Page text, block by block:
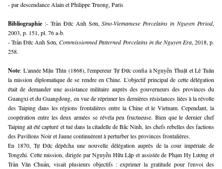
- par descendance Alain et Philippe Truong, Paris
Bibliographie :- Trần Đức Anh Sơn, Sino-Vietnamese Porcelains in Nguyen Period,
2003, p. 151, pl. 76 a-b.
- Trần Đức Anh Sơn, Commissionned Patterned Porcelains in the Nguyen Era, 2018, p.
258.
Note: L'année Mậu Thìn (1868), l'empereur Tự Đức confia à Nguyễn Thuật et Lê Tuân
la mission diplomatique de se rendre en Chine. L'objectif principal de cette délégation
était de demander une assistance militaire auprès des gouverneurs des provinces du
Guangxi et du Guangdong, en vue de réprimer les dernières résistances liées à la révolte
des Taiping dans les régions frontalières entre la Chine et le Vietnam. Cependant, la
coopération entre les deux armées se révéla peu fructueuse. Bien que le dernier chef
Taiping ait été capturé et tué dans la citadelle de Bắc Ninh, les chefs rebelles des factions
des Pavillons Noir et Jaune continuèrent à perturber les provinces frontalières.
En 1870, Tự Đức dépêcha une nouvelle délégation auprès de la cour impériale de
Tongzhi. Cette mission, dirigée par Nguyễn Hữu Lập et assistée de Phạm Hy Lượng et
Trần Văn Chuẩn, visait plusieurs objectifs : exprimer la gratitude pour l'envoi des